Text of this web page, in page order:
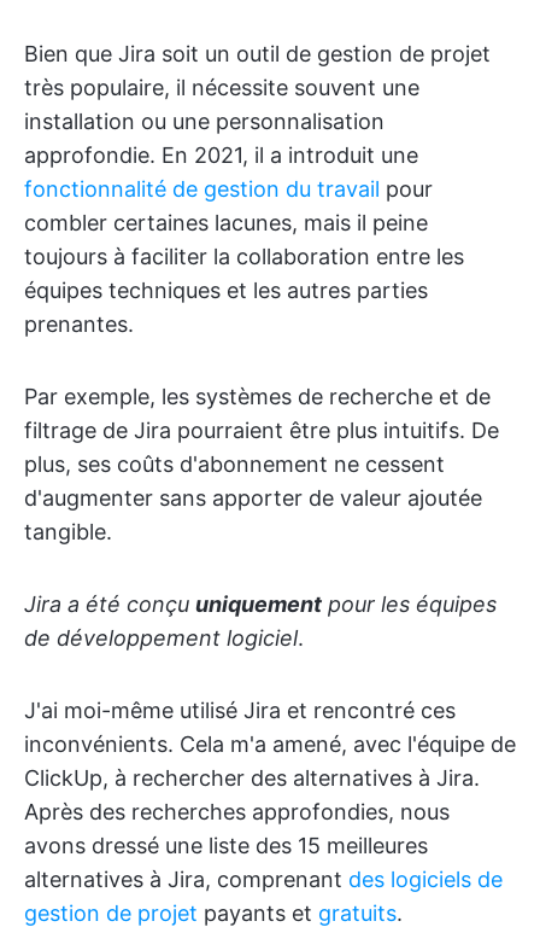
Bien que Jira soit un outil de gestion de projet
très populaire, il nécessite souvent une
installation ou une personnalisation
approfondie. En 2021, il a introduit une
fonctionnalité de gestion du travail pour
combler certaines lacunes, mais il peine
toujours à faciliter la collaboration entre les
équipes techniques et les autres parties
prenantes.
Par exemple, les systèmes de recherche et de
filtrage de Jira pourraient être plus intuitifs. De
plus, ses coûts d'abonnement ne cessent
d'augmenter sans apporter de valeur ajoutée
tangible.
Jira a été conçu uniquement pour les équipes
de développement logiciel.
J'ai moi-même utilisé Jira et rencontré ces
inconvénients. Cela m'a amené, avec l'équipe de
ClickUp, à rechercher des alternatives à Jira.
Après des recherches approfondies, nous
avons dressé une liste des 15 meilleures
alternatives à Jira, comprenant des logiciels de
gestion de projet payants et gratuits.